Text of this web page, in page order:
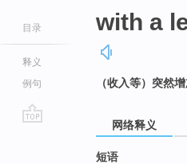
目录
释义
例句
with a
（收入等）突然
网络释义
短语